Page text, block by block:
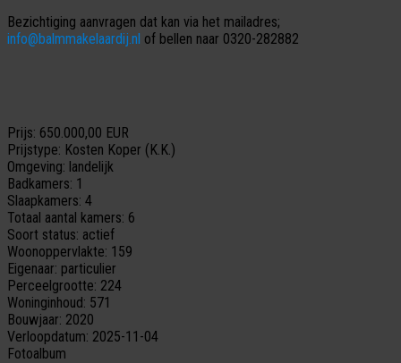
Bezichtiging aanvragen dat kan via het mailadres;
info@balmmakelaardij.nl of bellen naar 0320-282882
Prijs: 650.000,00 EUR
Prijstype: Kosten Koper (K.K.)
Omgeving: landelijk
Badkamers: 1
Slaapkamers: 4
Totaal aantal kamers: 6
Soort status: actief
Woonoppervlakte: 159
Eigenaar: particulier
Perceelgrootte: 224
Woninginhoud: 571
Bouwjaar: 2020
Verloopdatum: 2025-11-04
Fotoalbum